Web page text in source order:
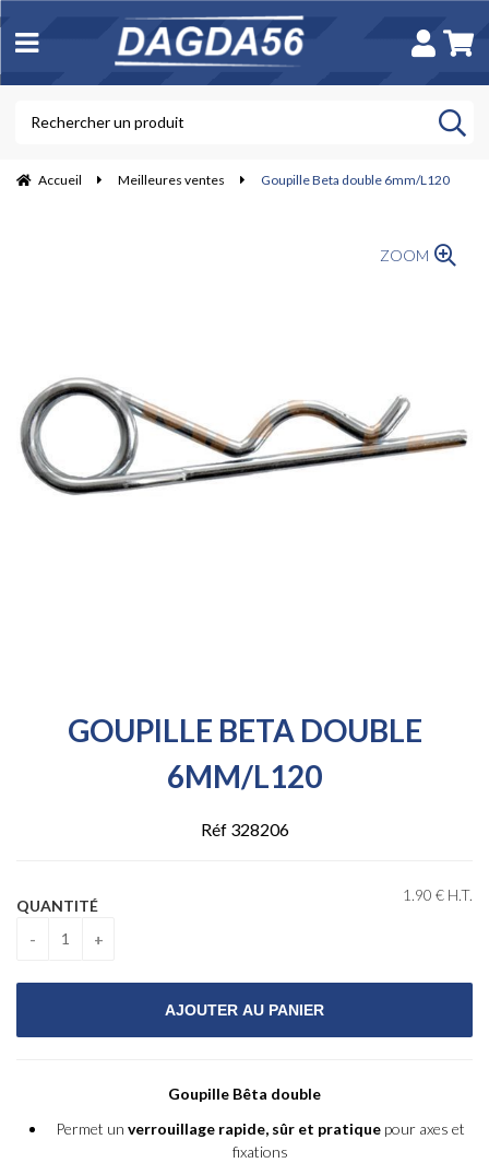
Accueil Meilleures ventes Goupille Beta double 6mm/L120
ZOOM
GOUPILLE BETA DOUBLE
6MM/L120
Réf 328206
1 .90 € H.T.
QUANTITÉ
Goupille Bêta double
Permet un verrouillage rapide, sûr et pratiquepour axes et
fixations